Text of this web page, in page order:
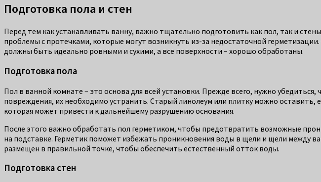
Подготовка пола и стен
Перед тем как устанавливать ванну, важно тщательно подготовить как пол, так и
проблемы с протечками, которые могут возникнуть из-за недостаточной
должны быть идеально ровными и сухими, а все поверхности – хорошо обработаны.
Подготовка пола
Пол в ванной комнате – это основа для всей установки. Прежде всего, нужно
повреждения, их необходимо устранить. Старый линолеум или плитку можно
которая может привести к дальнейшему разрушению основания.
После этого важно обработать пол герметиком, чтобы предотвратить возможные
на подставке. Герметик поможет избежать проникновения воды в щели и щели между
размещен в правильной точке, чтобы обеспечить естественный отток воды.
Подготовка стен